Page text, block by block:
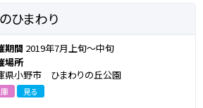
ひまわり
期間 2019年7月上旬～中旬
場所
県小野市 ひまわりの丘公園
見る